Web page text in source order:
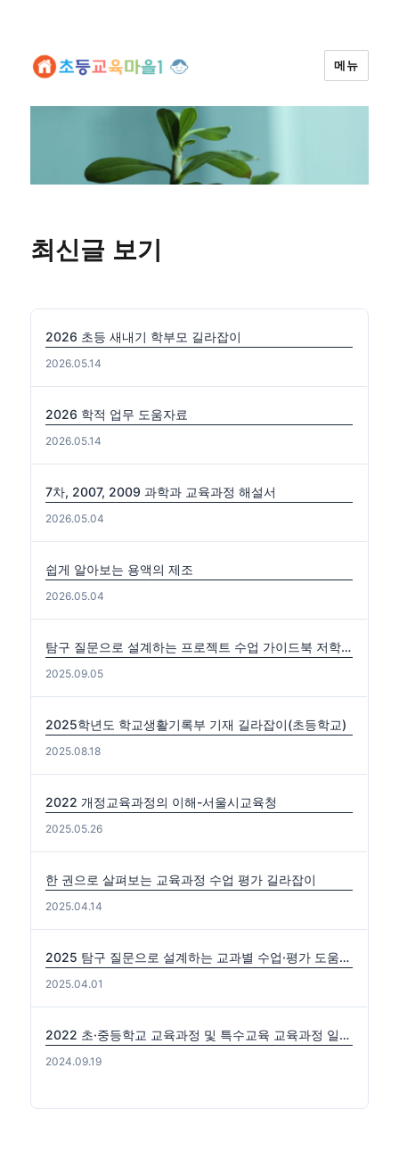
메뉴
최신글 보기
2026 초등 새내기 학부모 길라잡이
2026.05.14
2026 학적 업무 도움자료
2026.05.14
7차, 2007, 2009 과학과 교육과정 해설서
2026.05.04
쉽게 알아보는 용액의 제조
2026.05.04
탐구 질문으로 설계하는 프로젝트 수업 가이드북 저학년편. 중·고학년편
2025.09.05
2025학년도 학교생활기록부 기재 길라잡이(초등학교)
2025.08.18
2022 개정교육과정의 이해-서울시교육청
2025.05.26
한 권으로 살펴보는 교육과정 수업 평가 길라잡이
2025.04.14
2025 탐구 질문으로 설계하는 교과별 수업·평가 도움자료(국수사과)
2025.04.01
2022 초·중등학교 교육과정 및 특수교육 교육과정 일부개정 고시 (2024-0816) 출처: https://edutown.tistory.com/1594 [초등교육마을2:티스토리]
2024.09.19